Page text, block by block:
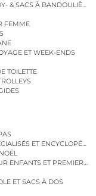
& SACS À BANDOULIÈRE
FEMME
ET WEEK-ENDS
TOILETTE
ET
ENFANTS ET PREMIERS
ET SACS À DOS